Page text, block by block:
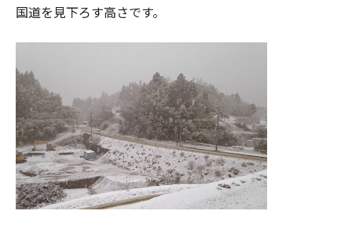
国道を見下ろす高さです。